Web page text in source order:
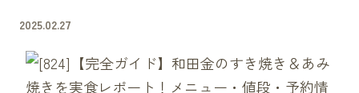
2025.02.27